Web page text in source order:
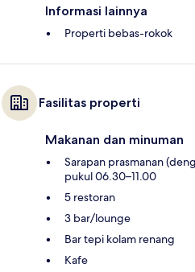
Informasi lainnya
Properti bebas-rokok
Fasilitas properti
Makanan dan minuman
Sarapan prasmanan
pukul 06.30–11.00
5 restoran
3 bar/lounge
Bar tepi kolam renang
Kafe